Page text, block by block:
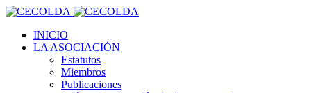
INICIO
LA ASOCIACIÓN
Estatutos
Miembros
Publicaciones